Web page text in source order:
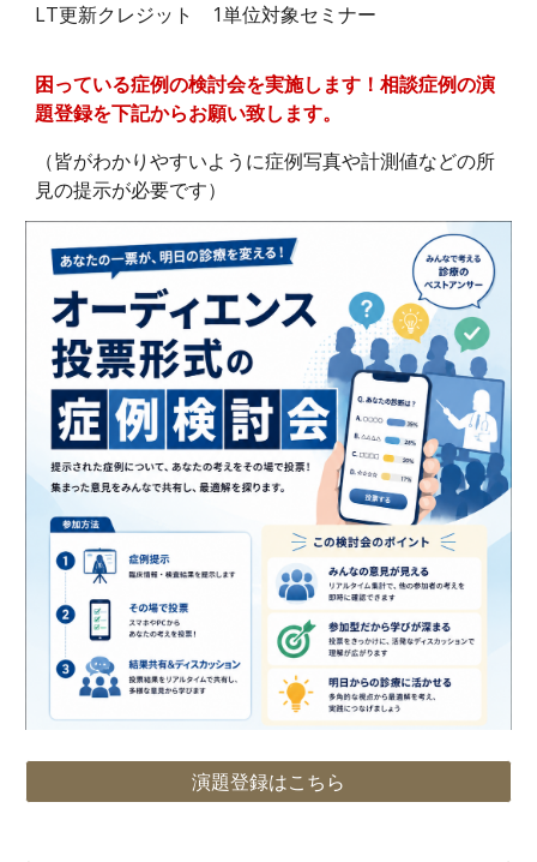
LT更新クレジット 1単位対象セミナー
困っている症例の検討会を実施します！相談症例の演
題登録を下記からお願い致します。
（皆がわかりやすいように症例写真や計測値などの所
見の提示が必要です）
演題登録はこちら